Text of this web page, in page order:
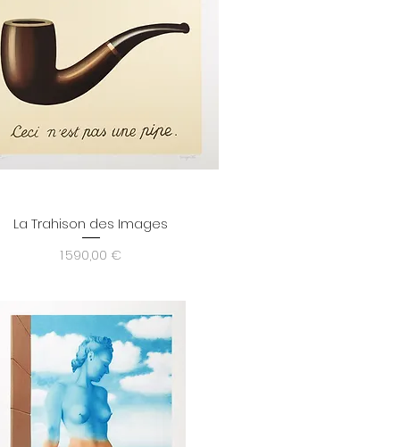
Aperçu rapide
La Trahison des Images
Prix
1 590,00 €